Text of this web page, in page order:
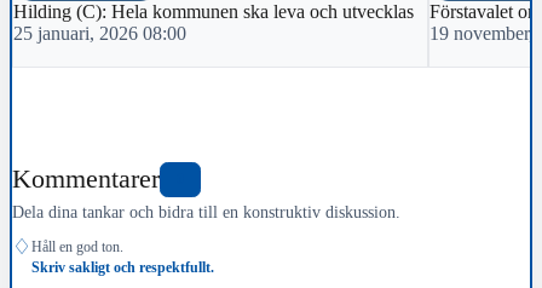
Hilding (C): Hela kommunen ska leva och utvecklas
25 januari, 2026 08:00
Förstavalet
19 november,
Kommentarer
Dela dina tankar och bidra till en konstruktiv diskussion.
♢ Håll en god ton.
Skriv sakligt och respektfullt.